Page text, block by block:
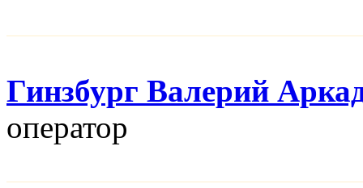
Гинзбург Валерий
оператор